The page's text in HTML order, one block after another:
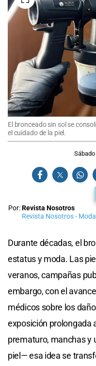
El bronceado sin sol se
el cuidado de la piel.
Por:Revista Nosotros
Revista Nosotros -
Durante décadas, el
estatus y moda. Las
veranos, campañas
embargo, con el
médicos sobre los
exposición
prematuro, manchas y
piel— esa idea se